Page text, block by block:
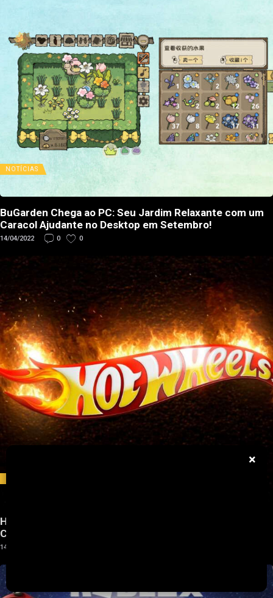
NOTÍCIAS
BuGarden Chega ao PC: Seu Jardim Relaxante com um
Caracol Ajudante no Desktop em Setembro!
14/04/2022 0 0
Hot Wheels: Presentes para Pais Gamers e Fãs de
Cultura Pop no Dia dos Pais
14/04/2022
×